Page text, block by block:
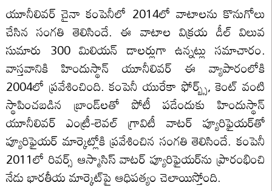
యూనీలివర్ చైనా కంపెనీలో 2014లో వాటాలను కొనుగోలు
చేసిన సంగతి తెలిసిందే. ఈ వాటాల విక్రయ డీల్ విలువ
సుమారు 300 మిలియన్ డాలర్లుగా ఉన్నట్లు సమాచారం.
వాస్తవానికి హిందుస్థాన్ యూనీలివర్ ఈ వ్యాపారంలోకి
2004లో ప్రవేశించింది. కంపెనీ యురేకా ఫోర్బ్స్, కెంట్ వంటి
స్థాపించబడిన బ్రాండ్‌లతో పోటీ పడేందుకు హిందుస్థాన్
యూనీలివర్ ఎంట్రీ-లెవల్ గ్రావిటీ వాటర్ ప్యూరిఫైయర్‌తో
ప్యూరిఫైయర్ మార్కెట్లోకి ప్రవేశించిన సంగతి తెలిసిందే. కంపెనీ
2011లో రివర్స్ ఆస్మాసిస్ వాటర్ ప్యూరిఫైయర్‌ను ప్రారంభించి
నేడు భారతీయ మార్కెట్‌పై ఆధిపత్యం చెలాయిస్తోంది.